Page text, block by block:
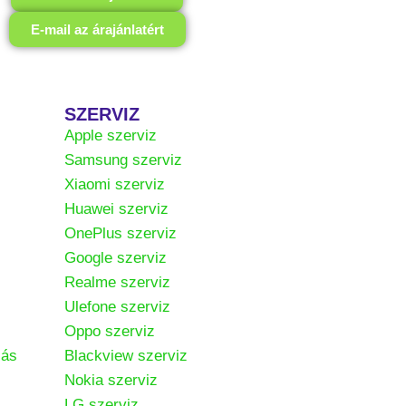
E-mail az árajánlatért
SZERVIZ
Apple szerviz
Samsung szerviz
Xiaomi szerviz
Huawei szerviz
OnePlus szerviz
Google szerviz
Realme szerviz
Ulefone szerviz
Oppo szerviz
Blackview szerviz
Nokia szerviz